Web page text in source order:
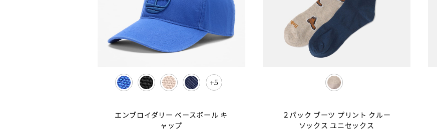
selected
5
エンブロイダリー ベースボール キ
ャップ
selected
２パック ブーツ プリント クルー
ソックス ユニセックス